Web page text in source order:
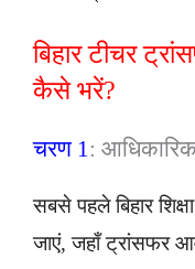
बिहार टीचर
कैसे भरें?
चरण 1 :
सबसे पहले बिहार
जाएं, जहाँ ट्रांसफर